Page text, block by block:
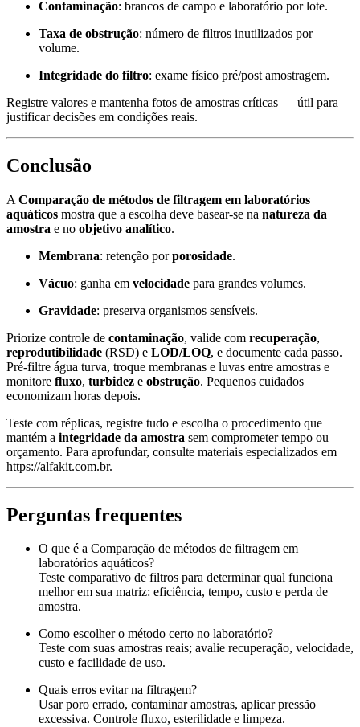
Contaminação: brancos de campo e laboratório por lote.
Taxa de obstrução: número de filtros inutilizados por
volume.
Integridade do filtro: exame físico pré/post amostragem.
Registre valores e mantenha fotos de amostras críticas — útil para
justificar decisões em condições reais.
Conclusão
A Comparação de métodos de filtragem em laboratórios
aquáticos mostra que a escolha deve basear-se na natureza da
amostra e no objetivo analítico.
Membrana: retenção porporosidade.
Vácuo: ganha em velocidade para grandes volumes.
Gravidade: preserva organismos sensíveis.
Priorize controle de contaminação, valide com recuperação,
reprodutibilidade (RSD) e LOD/LOQ, e documente cada passo.
Pré-filtre água turva, troque membranas e luvas entre amostras e
monitore fluxo, turbidez e obstrução. Pequenos cuidados
economizam horas depois.
Teste com réplicas, registre tudo e escolha o procedimento que
mantém a integridade da amostra sem comprometer tempo ou
orçamento. Para aprofundar, consulte materiais especializados em
https://alfakit.com.br.
Perguntas frequentes
O que é a Comparação de métodos de filtragem em
laboratórios aquáticos?
Teste comparativo de filtros para determinar qual funciona
melhor em sua matriz: eficiência, tempo, custo e perda de
amostra.
Como escolher o método certo no laboratório?
Teste com suas amostras reais; avalie recuperação, velocidade,
custo e facilidade de uso.
Quais erros evitar na filtragem?
Usar poro errado, contaminar amostras, aplicar pressão
excessiva. Controle fluxo, esterilidade e limpeza.